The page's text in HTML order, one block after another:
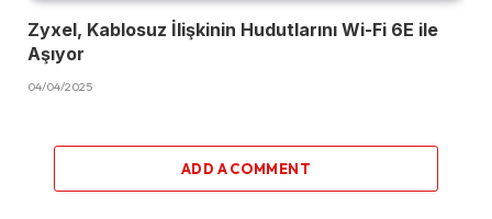
Zyxel, Kablosuz İlişkinin Hudutlarını Wi-Fi 6E ile
Aşıyor
04/04/2025
ADD A COMMENT